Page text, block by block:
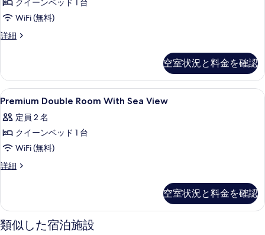
す
ュ
ー
の
て
の
写
真
を
示
る
シ
ー
ビ
の
細
With
Garden
View
べ
て
の
写
真
を
表
る
WiFi (無料)
詳細
Superior
Garden
View
の
細
空室状況と料金を確認
Premium
Double
Room
With
Sea
View
べ
て
1 室のベッドルーム、高級寝具、羽
4
Premium Double Room With Sea View
定員 2 名
クイーンベッド 1 台
WiFi (無料)
詳細
Premium
Sea
View
の
空室状況と料金を確認
類似した宿泊施設